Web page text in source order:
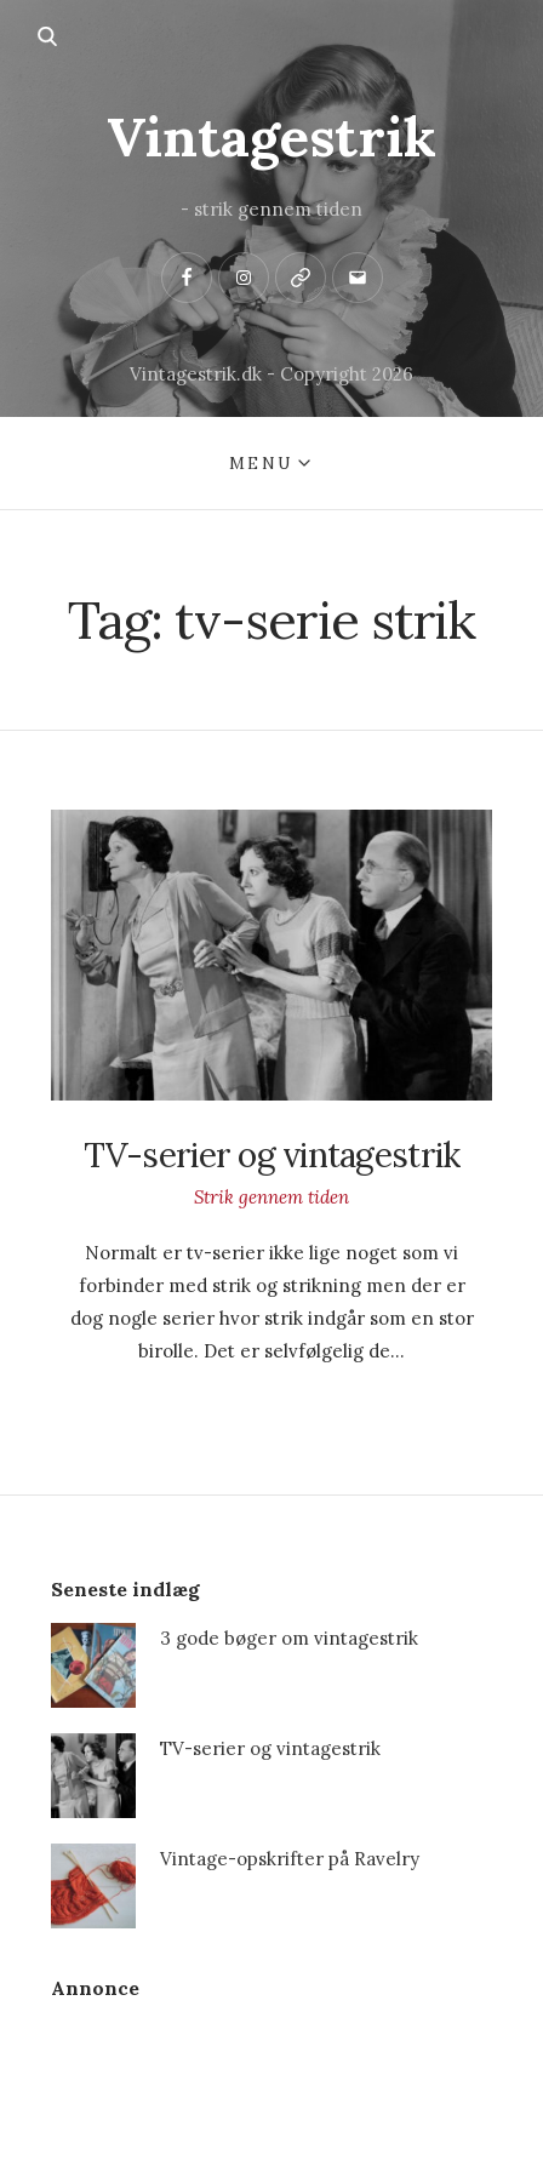
Vintagestrik
- strik gennem tiden
FacebookInstagramPinterest
Mail
Vintagestrik.dk - Copyright 2026
MENU
Tag: tv-serie strik
TV-serier og vintagestrik
Strik gennem tiden
Normalt er tv-serier ikke lige noget som vi
forbinder med strik og strikning men der er
dog nogle serier hvor strik indgår som en stor
birolle. Det er selvfølgelig de…
Seneste indlæg
3 gode bøger om vintagestrik
TV-serier og vintagestrik
Vintage-opskrifter på Ravelry
Annonce